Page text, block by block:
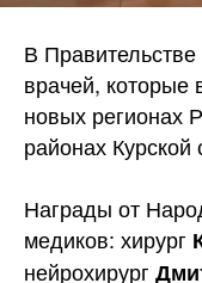
В
врачей,
новых регионах
районах Курской
Награды от
медиков: хирург
нейрохирург